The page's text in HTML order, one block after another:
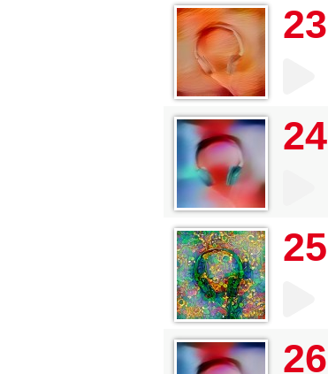
23
24
25
26